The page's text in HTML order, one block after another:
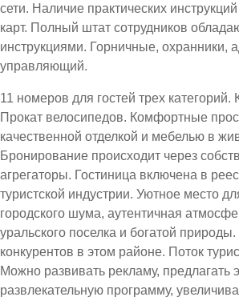
сети. Наличие практических
карт. Полный штат сотрудников
инструкциями. Горничные, охранники,
управляющий.
11 номеров для гостей трех категорий.
Прокат велосипедов. Комфортные
качественной отделкой и мебелью в
Бронирование происходит через
агрегаторы. Гостиница включена в
туристской индустрии. Уютное место
городского шума, аутентичная
уральского поселка и богатой природы.
конкурентов в этом районе. Поток
Можно развивать рекламу, предлагать
развлекательную программу,